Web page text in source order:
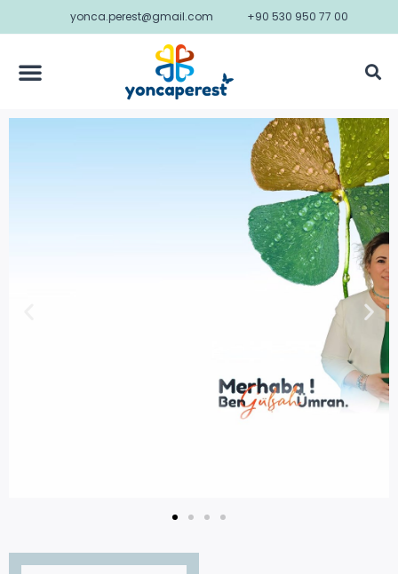
yonca.perest@gmail.com +90 530 950 77 00